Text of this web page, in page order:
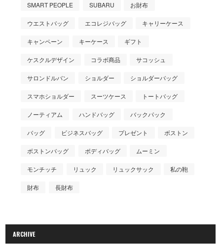
SMART PEOPLE SUBARU お財布
ウエストバッグ エコレジバッグ キャリーケース
キャンペーン キーケース ギフト
ケスクルデザイン コラボ商品 サコッシュ
サロンドルバン ショルダー ショルダーバッグ
スマホショルダー スーツケース トートバッグ
ノーティアム ハンドバッグ バックパック
バッグ ビジネスバッグ プレゼント ボストン
ボストンバッグ ボディバッグ ムーミン
モンチッチ リュック リュックサック 私の鞄
財布 長財布
ARCHIVE